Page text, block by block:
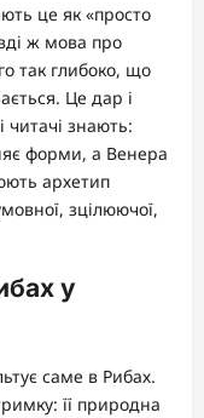
це як «просто
ж мова про
так глибоко, що
Це дар і
читачі знають:
форми, а Венера
архетип
зцілюючої,
у
саме в Рибах.
її природна